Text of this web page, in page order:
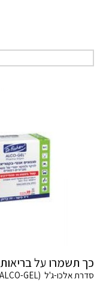
כך תשמרו על
סדרת אלכו-ג'ל (ALCO-GEL) וסדרת אלכו-ג'ל PHARMA WIPES